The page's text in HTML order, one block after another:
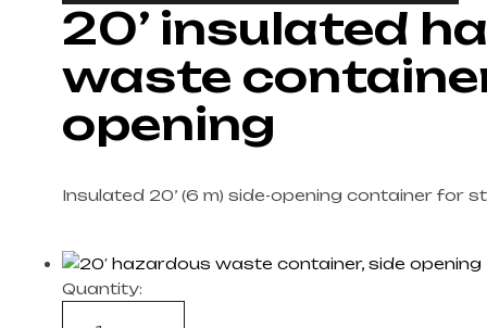
20’ insulated
waste
opening
Insulated 20’ (6 m) side-opening container for
Quantity: